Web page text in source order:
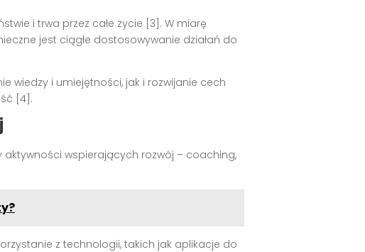
i trwa przez całe życie [3]. W miarę
jest ciągłe dostosowywanie działań do
wiedzy i umiejętności, jak i rozwijanie cech
[4].
wspierających rozwój – coaching,
z technologii, takich jak aplikacje do